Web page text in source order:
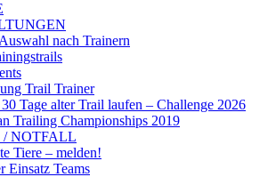
nach Trainern
Trail Trainer
Tage alter Trail laufen – Challenge 2026
Trailing Championships 2019
/ NOTFALL
Tiere – melden!
Einsatz Teams